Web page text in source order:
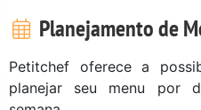
Planejamento de
Petitchef oferece a
planejar seu menu por